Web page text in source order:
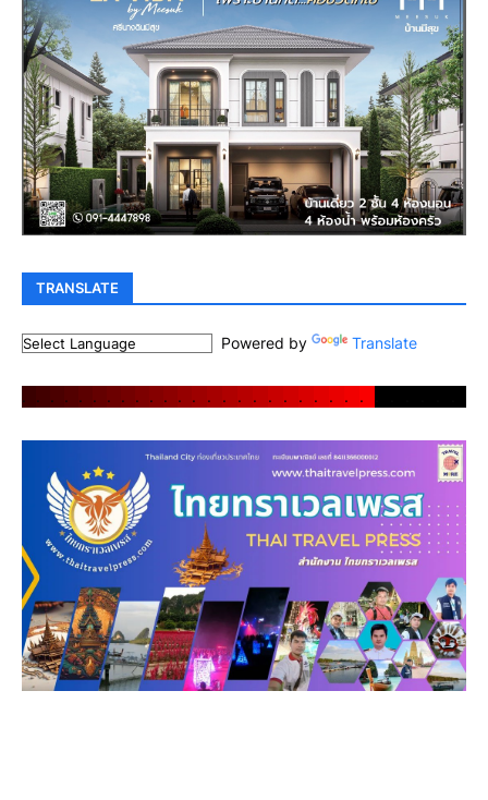
TRANSLATE
Powered by Translate
. . . . . . . . . . . . . . . . . . . . . . . .